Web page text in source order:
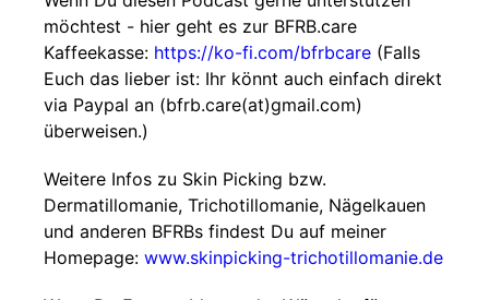
möchtest - hier geht es zur BFRB.care
Kaffeekasse: https://ko-fi.com/bfrbcare (Falls
Euch das lieber ist: Ihr könnt auch einfach direkt
via Paypal an (bfrb.care(at)gmail.com)
überweisen.)
Weitere Infos zu Skin Picking bzw.
Dermatillomanie, Trichotillomanie, Nägelkauen
und anderen BFRBs findest Du auf meiner
Homepage: www.skinpicking-trichotillomanie.de